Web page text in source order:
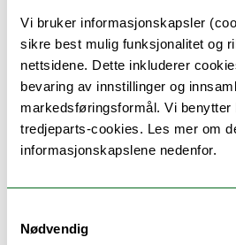
Vi bruker informasjonskapsler
sikre best mulig funksjonalitet og
nettsidene. Dette inkluderer
bevaring av innstillinger og
markedsføringsformål. Vi
tredjeparts-cookies. Les mer om
informasjonskapslene nedenfor.
Nødvendig
PHD-U 9/19:
Opptak til ph.d.-
og samfunnsvitenskap
Langholz
Unntatt offentlighet
Unntatt offentlighet
PHD-U 10/19: